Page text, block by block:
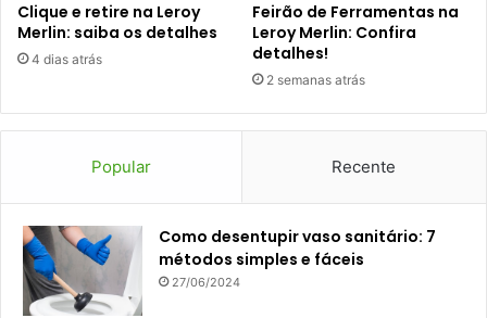
Clique e retire na Leroy
Merlin: saiba os detalhes
4 dias atrás
Feirão de Ferramentas na
Leroy Merlin: Confira
detalhes!
2 semanas atrás
Popular Recente
Como desentupir vaso sanitário: 7
métodos simples e fáceis
27/06/2024